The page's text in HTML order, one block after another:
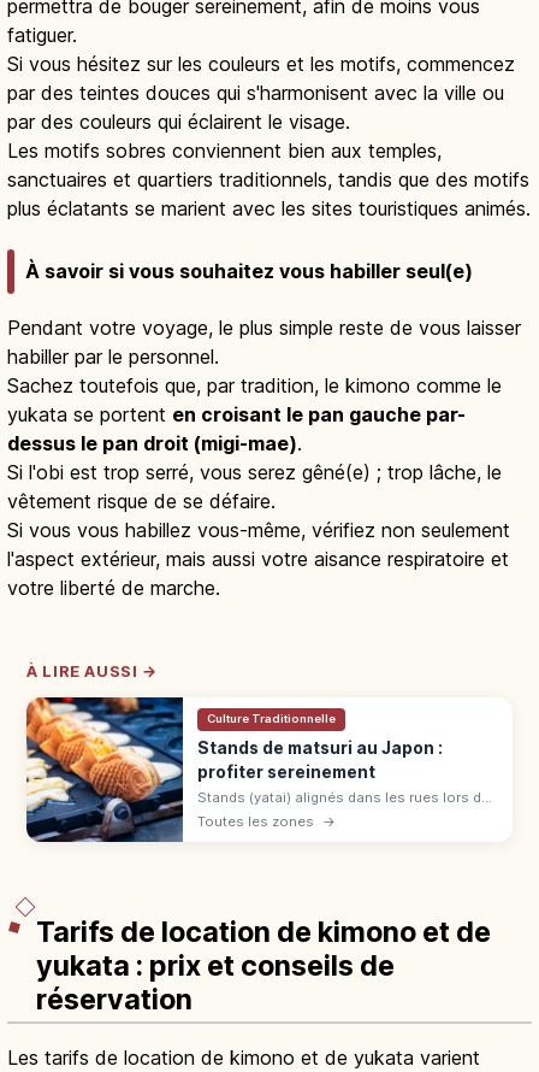
permettra de bouger sereinement, afin de moins vous
fatiguer.
Si vous hésitez sur les couleurs et les motifs, commencez
par des teintes douces qui s'harmonisent avec la ville ou
par des couleurs qui éclairent le visage.
Les motifs sobres conviennent bien aux temples,
sanctuaires et quartiers traditionnels, tandis que des motifs
plus éclatants se marient avec les sites touristiques animés.
À savoir si vous souhaitez vous habiller seul(e)
Pendant votre voyage, le plus simple reste de vous laisser
habiller par le personnel.
Sachez toutefois que, par tradition, le kimono comme le
yukata se portent en croisant le pan gauche par-
dessus le pan droit (migi-mae).
Si l'obi est trop serré, vous serez gêné(e) ; trop lâche, le
vêtement risque de se défaire.
Si vous vous habillez vous-même, vérifiez non seulement
l'aspect extérieur, mais aussi votre aisance respiratoire et
votre liberté de marche.
À LIRE AUSSI →
Culture Traditionnelle
Stands de matsuri au Japon :
profiter sereinement
Stands (yatai) alignés dans les rues lors des
matsuri japonais du printemps à l'automne :
Toutes les zones →
Tarifs de location de kimono et de
yukata : prix et conseils de
réservation
Les tarifs de location de kimono et de yukata varient